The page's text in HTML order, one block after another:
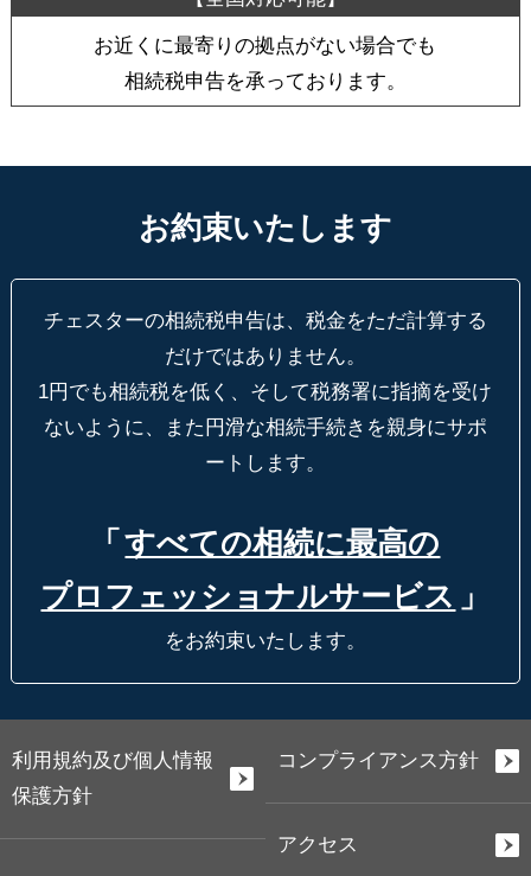
お近くに最寄りの拠点がない場合でも
相続税申告を承っております。
お約束いたします
チェスターの相続税申告は、税金をただ計算する
だけではありません。
1円でも相続税を低く、そして税務署に指摘を受け
ないように、
また円滑な相続手続きを親身にサポ
ートします。
「 すべての相続に最高の
プロフェッショナルサービス 」
をお約束いたします。
利用規約及び個人情報
保護方針
コンプライアンス方針
アクセス